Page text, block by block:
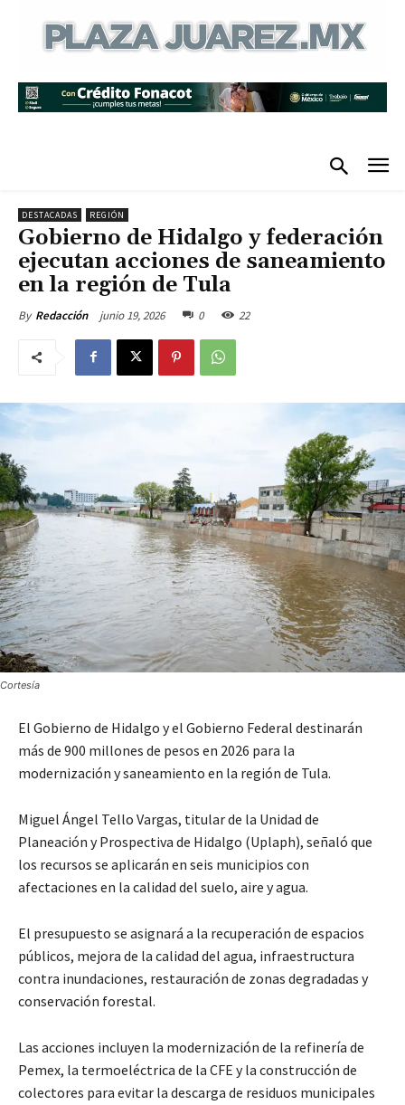
DESTACADAS REGIÓN
Gobierno de Hidalgo y federación
ejecutan acciones de saneamiento
en la región de Tula
By Redacción junio 19, 2026 0 22
Cortesía
El Gobierno de Hidalgo y el Gobierno Federal destinarán
más de 900 millones de pesos en 2026 para la
modernización y saneamiento en la región de Tula.
Miguel Ángel Tello Vargas, titular de la Unidad de
Planeación y Prospectiva de Hidalgo (Uplaph), señaló que
los recursos se aplicarán en seis municipios con
afectaciones en la calidad del suelo, aire y agua.
El presupuesto se asignará a la recuperación de espacios
públicos, mejora de la calidad del agua, infraestructura
contra inundaciones, restauración de zonas degradadas y
conservación forestal.
Las acciones incluyen la modernización de la refinería de
Pemex, la termoeléctrica de la CFE y la construcción de
colectores para evitar la descarga de residuos municipales